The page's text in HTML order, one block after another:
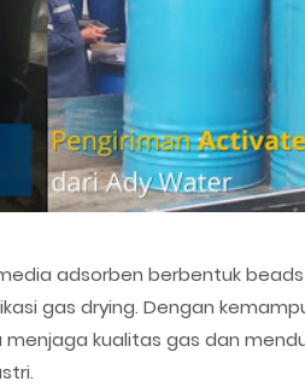
adsorben berbentuk
gas drying. Dengan
kualitas gas dan